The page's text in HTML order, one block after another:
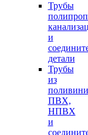
Трубы
и
детали
Трубы
из
ПВХ,
НПВХ
и